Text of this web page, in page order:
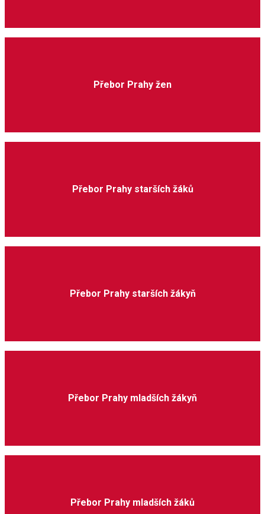
Přebor Prahy žen
Přebor Prahy starších žáků
Přebor Prahy starších žákyň
Přebor Prahy mladších žákyň
Přebor Prahy mladších žáků